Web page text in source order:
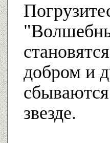
добром и
звезде.